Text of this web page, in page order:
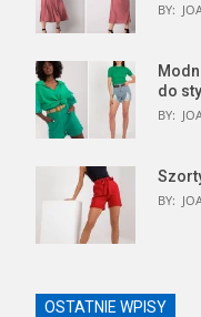
BY:
do
BY:
BY:
OSTATNIE WPISY